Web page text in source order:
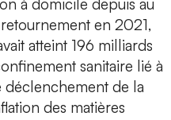
à domicile depuis au
en 2021,
atteint 196 milliards
sanitaire lié à
déclenchement de la
des matières